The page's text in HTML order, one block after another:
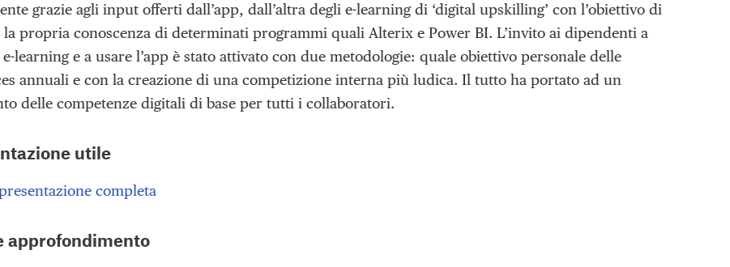
grazie agli input offerti dall’app, dall’altra degli e-learning di ‘digital upskilling’ con l’obiettivo di
propria conoscenza di determinati programmi quali Alterix e Power BI. L’invito ai dipendenti a
learning e a usare l’app è stato attivato con due metodologie: quale obiettivo personale delle
annuali e con la creazione di una competizione interna più ludica. Il tutto ha portato ad un
delle competenze digitali di base per tutti i collaboratori.
utile
completa
approfondimento